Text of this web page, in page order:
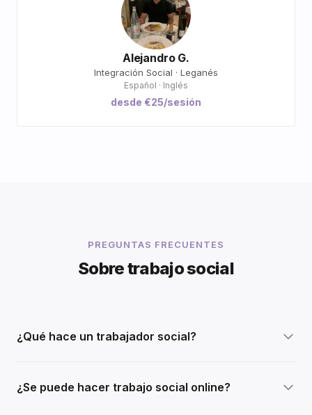
Alejandro G.
Integración Social · Leganés
Español · Inglés
desde €25/sesión
PREGUNTAS FRECUENTES
Sobre trabajo social
¿Qué hace un trabajador social?
¿Se puede hacer trabajo social online?